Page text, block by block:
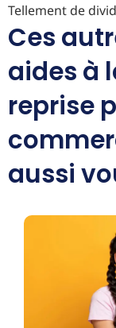
Tellement de
Ces
aides à
reprise
aussi